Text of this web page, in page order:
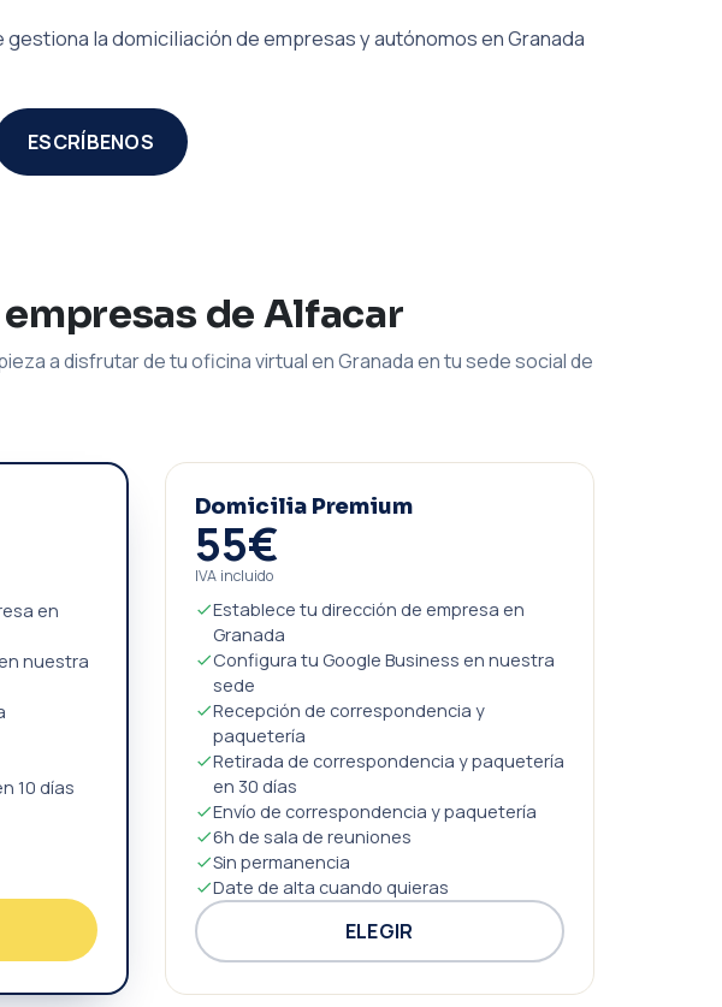
gestiona la domiciliación de empresas y autónomos en Granada
ESCRÍBENOS
de Alfacar
a disfrutar de tu oficina virtual en Granada en tu sede social de
en
nuestra
10 días
Domicilia Premium
55€
IVA incluido
Establece tu dirección de empresa en
Granada
Configura tu Google Business en nuestra
sede
Recepción de correspondencia y
paquetería
Retirada de correspondencia y paquetería
en 30 días
Envío de correspondencia y paquetería
6h de sala de reuniones
Sin permanencia
Date de alta cuando quieras
ELEGIR